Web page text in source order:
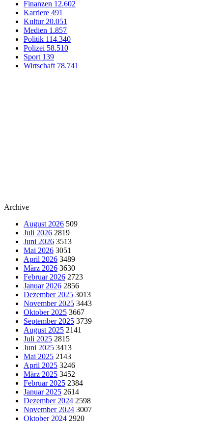
Finanzen 12.602
Karriere 491
Kultur20.051
Medien 1.857
Politik 114.340
Polizei 58.510
Sport 139
Wirtschaft 78.741
Archive
August 2026 509
Juli 2026 2819
Juni 2026 3513
Mai 2026 3051
April 2026 3489
März 2026 3630
Februar 2026 2723
Januar 2026 2856
Dezember 2025 3013
November 2025 3443
Oktober 2025 3667
September 2025 3739
August 2025 2141
Juli 2025 2815
Juni 2025 3413
Mai 2025 2143
April 2025 3246
März 2025 3452
Februar 2025 2384
Januar 2025 2614
Dezember 2024 2598
November 2024 3007
Oktober 2024 2920